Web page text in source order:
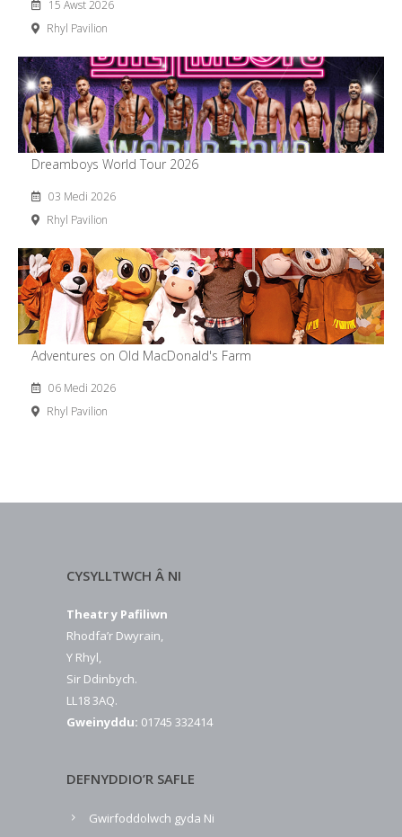
15 Awst 2026
Rhyl Pavilion
Dreamboys World Tour 2026
03 Medi 2026
Rhyl Pavilion
Adventures on Old MacDonald's Farm
06 Medi 2026
Rhyl Pavilion
CYSYLLTWCH Â NI
Theatr y Pafiliwn
Rhodfa’r Dwyrain,
Y Rhyl,
Sir Ddinbych.
LL18 3AQ.
Gweinyddu: 01745 332414
DEFNYDDIO’R SAFLE
Gwirfoddolwch gyda Ni